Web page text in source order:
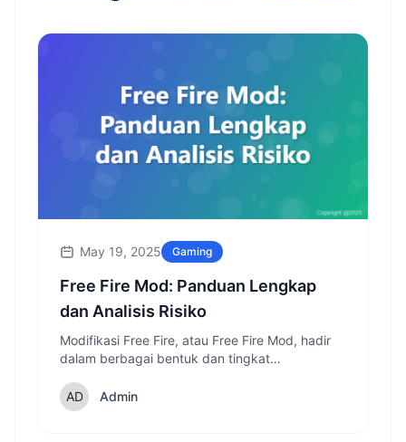
May 19, 2025 Gaming
Free Fire Mod: Panduan Lengkap
dan Analisis Risiko
Modifikasi Free Fire, atau Free Fire Mod, hadir
dalam berbagai bentuk dan tingkat
tampilan visual, seperti skin senjata atau
karakter yang unik.
Admin